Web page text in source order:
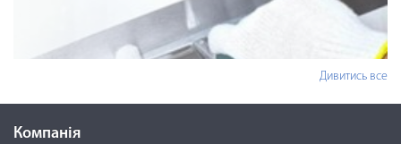
Дивитись все
Компанія